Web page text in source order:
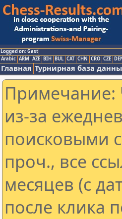
Logged on: Gast
Arabic ARM AZE BIH BUL CAT CHN CRO CZE
Главная Турнирная база
Примечание:
из-за
поисковыми
проч., все
месяцев (с
после клика